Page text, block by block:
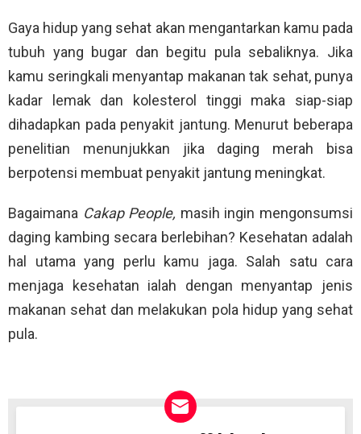
Gaya hidup yang sehat akan mengantarkan kamu pada
tubuh yang bugar dan begitu pula sebaliknya. Jika
kamu seringkali menyantap makanan tak sehat, punya
kadar lemak dan kolesterol tinggi maka siap-siap
dihadapkan pada penyakit jantung. Menurut beberapa
penelitian menunjukkan jika daging merah bisa
berpotensi membuat penyakit jantung meningkat.
Bagaimana Cakap People, masih ingin mengonsumsi
daging kambing secara berlebihan? Kesehatan adalah
hal utama yang perlu kamu jaga. Salah satu cara
menjaga kesehatan ialah dengan menyantap jenis
makanan sehat dan melakukan pola hidup yang sehat
pula.